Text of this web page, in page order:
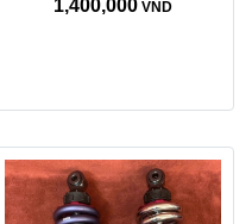
1,400,000 VND
Tím xanh
bạc